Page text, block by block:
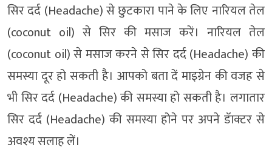
सिर दर्द (Headache) से छुटकारा पाने के लिए नारियल तेल
(coconut oil) से सिर की मसाज करें। नारियल तेल
(coconut oil) से मसाज करने से सिर दर्द (Headache) की
समस्या दूर हो सकती है। आपको बता दें माइग्रेन की वजह से
भी सिर दर्द (Headache) की समस्या हो सकती है। लगातार
सिर दर्द (Headache) की समस्या होने पर अपने डॅाक्टर से
अवश्य सलाह लें।